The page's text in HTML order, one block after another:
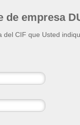
de empresa
del CIF que Usted